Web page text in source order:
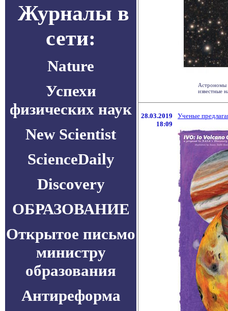
Журналы в
сети:
Nature
Успехи
физических наук
New Scientist
ScienceDaily
Discovery
ОБРАЗОВАНИЕ
Открытое письмо
министру
образования
Антиреформа
Астрономы
известные
28.03.2019
18:09
Ученые